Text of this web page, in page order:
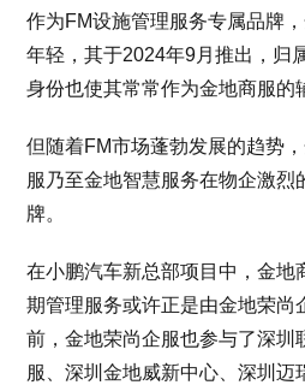
作为FM设施管理服务专属品牌
年轻，其于2024年9月推出，归
身份也使其常常作为金地商服的
但随着FM市场蓬勃发展的趋势
服乃至金地智慧服务在物企激烈
牌。
在小鹏汽车新总部项目中，金地
期管理服务或许正是由金地荣尚
前，金地荣尚企服也参与了深圳
服、深圳金地威新中心、深圳迈